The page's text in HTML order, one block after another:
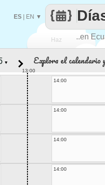
Haz ..en
ES EN ▼
▼ Explora el calendario
13:00
14:00
14:00
14:00
14:00